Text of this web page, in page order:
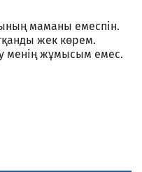
маманы емеспін.
жек көрем.
менің жұмысым емес.